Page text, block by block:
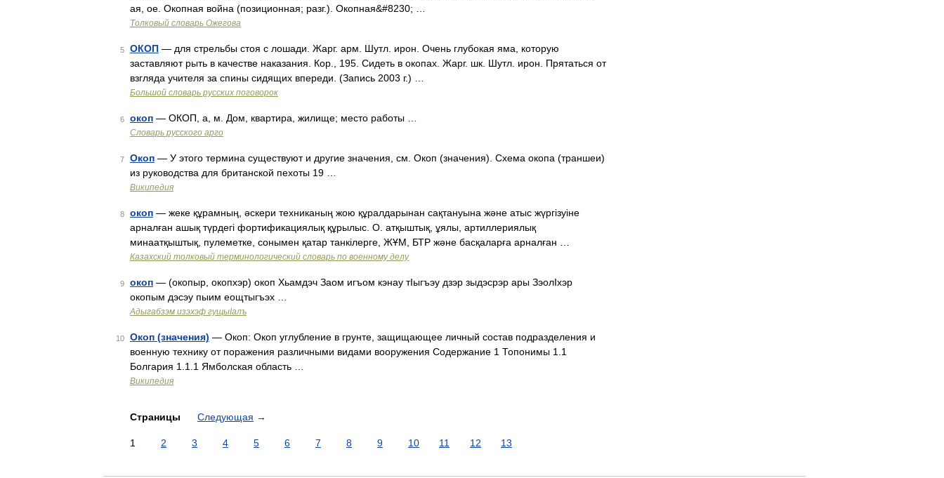
ая, ое. Окопная война (позиционная; разг.). Окопная&#8230; …
Толковый словарь Ожегова
5 ОКОП — для стрельбы стоя с лошади. Жарг. арм. Шутл. ирон. Очень глубокая яма, которую
заставляют рыть в качестве наказания. Кор., 195. Сидеть в окопах. Жарг. шк. Шутл. ирон. Прятаться от
взгляда учителя за спины сидящих впереди. (Запись 2003 г.) …
Большой словарь русских поговорок
6 окоп — ОКОП, а, м. Дом, квартира, жилище; место работы …
Словарь русского арго
7 Окоп — У этого термина существуют и другие значения, см. Окоп (значения). Схема окопа (траншеи)
из руководства для британской пехоты 19 …
Википедия
8 окоп — жеке құрамның, әскери техниканың жою құралдарынан сақтануына және атыс жүргізуіне
арналған ашық түрдегі фортификациялық құрылыс. О. атқыштық, ұялы, артиллериялық
минаатқыштық, пулеметке, сонымен қатар танкілерге, ЖҰМ, БТР және басқаларға арналған …
Казахский толковый терминологический словарь по военному делу
9 окоп — (окопыр, окопхэр) окоп Хьамдэч Заом игъом кэнау тIыгъэу дзэр зыдэсрэр ары ЗэолIхэр
окопым дэсэу пыим еощтыгъэх …
Адыгабзэм изэхэф гущыIалъ
10 Окоп (значения) — Окоп: Окоп углубление в грунте, защищающее личный состав подразделения и
военную технику от поражения различными видами вооружения Содержание 1 Топонимы 1.1
Болгария 1.1.1 Ямболская область …
Википедия
Страницы Следующая →
1 2 3 4 5 6 7 8 9 10 11 12 13